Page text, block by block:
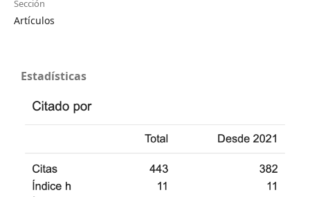
Sección
Artículos
Estadísticas